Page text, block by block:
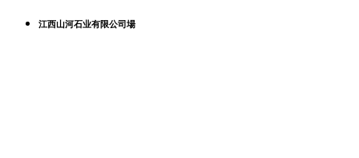
江西山河石业有限公司場